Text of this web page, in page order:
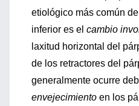
etiológico más común
inferior es el cambio
laxitud horizontal del
de los retractores del
generalmente ocurre
envejecimiento en los